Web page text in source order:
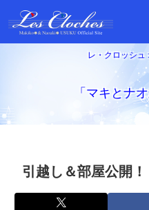
レ・クロッシュ
「マキとナ
引越し＆部屋公開！